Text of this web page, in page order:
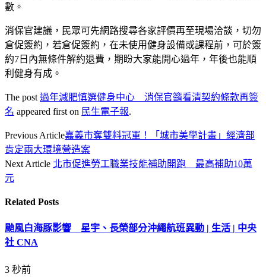
數。
消保官建議，民眾可先網路搜尋各家評價再至現場洽談，切勿
倉促簽約，若倉促簽約，在未使用健身設備或課程前，可於簽
約7日內無條件解約退費，期盼大家能開心過年，年後也能順
利健身有成。
The post 過年減肥慎選健身中心 消保官籲看清契約條款再簽
名 appeared first on 民生電子報.
Previous Article嘉義市奪雙料冠軍！「城市美學計畫」經濟部
肯定兩大環境營造案
Next Article 北市促進勞工職業技能補助開跑 最高補助10萬
元
Related Posts
颱風白海豚影響 星宇、長榮部分沖繩航班異動 | 生活 | 中央
社 CNA
3 秒前